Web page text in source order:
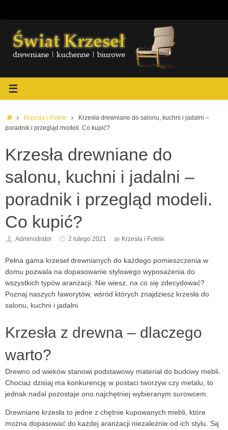
Strona
główna
Krzesła i Fotele
Krzesła drewniane do salonu, kuchni i jadalni –
poradnik i przegląd modeli. Co kupić?
Krzesła drewniane do
salonu, kuchni i jadalni –
poradnik i przegląd modeli.
Co kupić?
Administrator 2 lutego 2021 Krzesła i Fotele
Pełna gama krzeseł drewnianych do każdego pomieszczenia w
domu pozwala na dopasowanie stylowego wyposażenia do
wszystkich typów aranżacji. Nie wiesz, na co się zdecydować?
Poznaj naszych faworytów, wśród których znajdziesz krzesła do
salonu, kuchni i jadalni.
Krzesła z drewna – dlaczego
warto?
Drewno od wieków stanowi podstawowy materiał do budowy mebli.
Chociaż dzisiaj ma konkurencję w postaci tworzyw czy metalu, to
jednak nadal pozostaje ono najchętniej wybieranym surowcem.
Drewniane krzesła to jedne z chętnie kupowanych mebli, które
można dopasować do każdej aranżacji niezależnie od ich stylu. Są